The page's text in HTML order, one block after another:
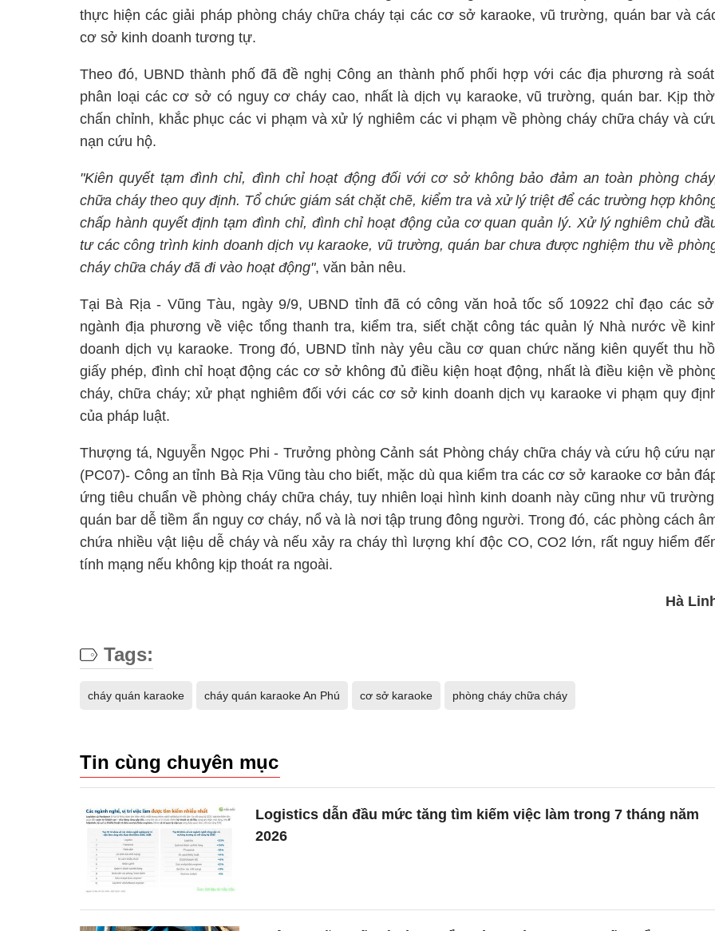
thực hiện các giải pháp phòng cháy chữa cháy tại các cơ sở karaoke, vũ trường, quán bar và
cơ sở kinh doanh tương tự.
Theo đó, UBND thành phố đã đề nghị Công an thành phố phối hợp với các địa phương rà
phân loại các cơ sở có nguy cơ cháy cao, nhất là dịch vụ karaoke, vũ trường, quán bar. Kịp
chấn chỉnh, khắc phục các vi phạm và xử lý nghiêm các vi phạm về phòng cháy chữa cháy và
nạn cứu hộ.
"Kiên quyết tạm đình chỉ, đình chỉ hoạt động đối với cơ sở không bảo đảm an toàn phòng
chữa cháy theo quy định. Tổ chức giám sát chặt chẽ, kiểm tra và xử lý triệt để các trường hợp
chấp hành quyết định tạm đình chỉ, đình chỉ hoạt động của cơ quan quản lý. Xử lý nghiêm chủ
tư các công trình kinh doanh dịch vụ karaoke, vũ trường, quán bar chưa được nghiệm thu về
cháy chữa cháy đã đi vào hoạt động", văn bản nêu.
Tại Bà Rịa - Vũng Tàu, ngày 9/9, UBND tỉnh đã có công văn hoả tốc số 10922 chỉ đạo các
ngành địa phương về việc tổng thanh tra, kiểm tra, siết chặt công tác quản lý Nhà nước về
doanh dịch vụ karaoke. Trong đó, UBND tỉnh này yêu cầu cơ quan chức năng kiên quyết thu
giấy phép, đình chỉ hoạt động các cơ sở không đủ điều kiện hoạt động, nhất là điều kiện về
cháy, chữa cháy; xử phạt nghiêm đối với các cơ sở kinh doanh dịch vụ karaoke vi phạm quy
của pháp luật.
Thượng tá, Nguyễn Ngọc Phi - Trưởng phòng Cảnh sát Phòng cháy chữa cháy và cứu hộ cứu
(PC07)- Công an tỉnh Bà Rịa Vũng tàu cho biết, mặc dù qua kiểm tra các cơ sở karaoke cơ bản
ứng tiêu chuẩn về phòng cháy chữa cháy, tuy nhiên loại hình kinh doanh này cũng như vũ
quán bar dễ tiềm ẩn nguy cơ cháy, nổ và là nơi tập trung đông người. Trong đó, các phòng cách
chứa nhiều vật liệu dễ cháy và nếu xảy ra cháy thì lượng khí độc CO, CO2 lớn, rất nguy hiểm
tính mạng nếu không kịp thoát ra ngoài.
Hà
Tags:
cháy quán karaoke cháy quán karaoke An Phú cơ sở karaoke phòng cháy chữa cháy
Tin cùng chuyên mục
Logistics dẫn đầu mức tăng tìm kiếm việc làm trong 7 tháng năm
2026